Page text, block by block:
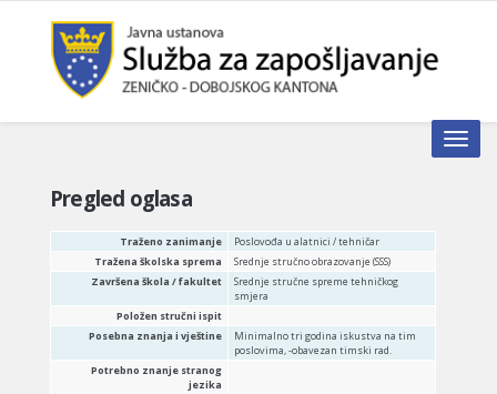
Toggle
Pregled oglasa
Traženo zanimanje
Poslovođa u alatnici / tehničar
Tražena školska sprema
Srednje stručno obrazovanje (SSS)
Završena škola / fakultet
Srednje stručne spreme tehničkog
smjera
Položen stručni ispit
Posebna znanja i vještine
Minimalno tri godina iskustva na tim
poslovima, -obavezan timski rad.
Potrebno znanje stranog
jezika